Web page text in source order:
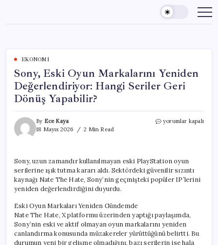
content
EKONOMI
Sony, Eski Oyun Markalarını Yeniden
Değerlendiriyor: Hangi Seriler Geri
Dönüş Yapabilir?
By Ece Kaya
18 Mayıs 2026
2 Min Read
Sony,
Değerlendiriyor:
Hangi
Seriler
için
yorumlar kapalı
Sony, uzun zamandır kullanılmayan eski PlayStation oyun
serilerine ışık tutma kararı aldı. Sektördeki güvenilir sızıntı
kaynağı Nate The Hate, Sony’nin geçmişteki popüler IP’lerini
yeniden değerlendirdiğini duyurdu.
Eski Oyun Markaları Yeniden Gündemde
Nate The Hate, X platformu üzerinden yaptığı paylaşımda,
Sony’nin eski ve aktif olmayan oyun markalarını yeniden
canlandırma konusunda müzakereler yürüttüğünü belirtti. Bu
durumun yeni bir gelişme olmadığını, bazı serilerin ise hala